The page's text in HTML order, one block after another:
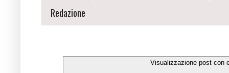
Redazione
Visualizzazione post con